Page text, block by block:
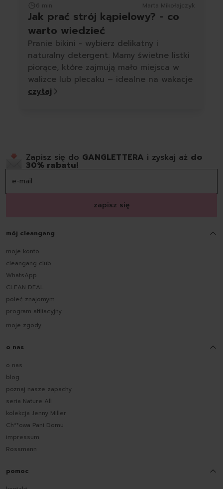
6 min Marta Mikołajczyk
Jak prać strój kąpielowy? - co
warto wiedzieć
Pranie bikini - wybierz delikatny i
naturalny detergent. Mamy świetne listki
piorące, które zajmują mało miejsca w
walizce lub plecaku – idealne na wakacje
czytaj
Zapisz się do GANGLETTERA i zyskaj aż do
30% rabatu!
zapisz się
mój cleangang
moje konto
cleangang club
WhatsApp
CLEAN DEAL
poleć znajomym
program afiliacyjny
moje zgody
o nas
o nas
blog
poznaj nasze zapachy
seria Nature All
kolekcja Jenny Miller
Ch**owa Pani Domu
impressum
Rossmann
pomoc